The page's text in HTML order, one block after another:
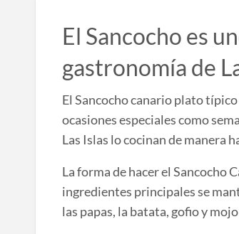
El Sancocho es
gastronomía de
El Sancocho canario plato
ocasiones especiales como
Las Islas lo cocinan de manera
La forma de hacer el Sancocho
ingredientes principales se
las papas, la batata, gofio y